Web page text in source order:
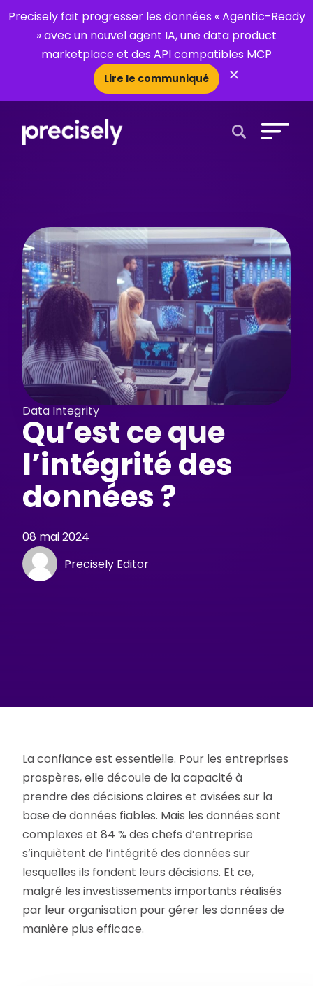
Precisely fait progresser les données « Agentic-Ready
» avec un nouvel agent IA, une data product
marketplace et des API compatibles MCP
Lire le communiqué ×
Data Integrity
Qu’est ce que
l’intégrité des
données ?
08 mai 2024
Precisely Editor
La confiance est essentielle. Pour les entreprises
prospères, elle découle de la capacité à
prendre des décisions claires et avisées sur la
base de données fiables. Mais les données sont
complexes et 84 % des chefs d’entreprise
s’inquiètent de l’intégrité des données sur
lesquelles ils fondent leurs décisions. Et ce,
malgré les investissements importants réalisés
par leur organisation pour gérer les données de
manière plus efficace.